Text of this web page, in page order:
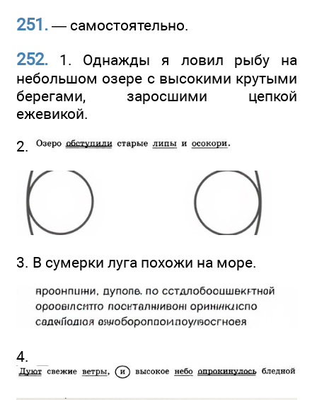
251. — самостоятельно.
252. 1. Однажды я ловил рыбу на
небольшом озере с высокими крутыми
берегами, заросшими цепкой
ежевикой.
2.
3. В сумерки луга похожи на море.
4.